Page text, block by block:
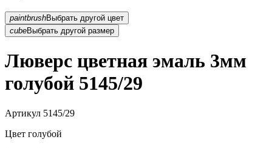
paintbrush
Выбрать другой цвет
cubeВыбрать другой размер
Люверс цветная эмаль 3мм
голубой 5145/29
Артикул 5145/29
Цвет голубой